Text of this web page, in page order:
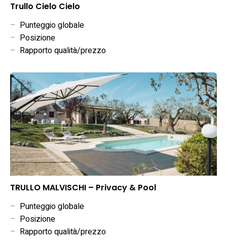
Trullo Cielo Cielo
– Punteggio globale
– Posizione
– Rapporto qualità/prezzo
TRULLO MALVISCHI – Privacy & Pool
– Punteggio globale
– Posizione
– Rapporto qualità/prezzo